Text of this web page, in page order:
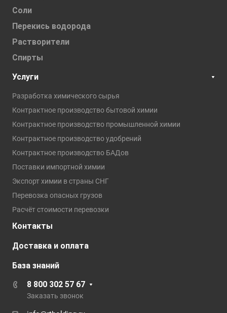
Соли
Перекись водорода
Растворители
Спирты
Услуги
Разработка химического сырья
Контрактное производство бытовой химии
Контрактное производство промышленной химии
Контрактное производство удобрений
Контрактное производство БАДов
Поставки импортной химии
Экспорт химии в страны СНГ
Перевозка опасных грузов
Расчёт стоимости перевозки
Контакты
Доставка и оплата
База знаний
8 800 302 57 67
Заказать звонок